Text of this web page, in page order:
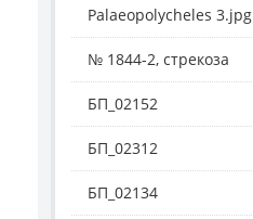
Palaeopolycheles 3.jpg
№ 1844-2, стрекоза
БП_02152
БП_02312
БП_02134